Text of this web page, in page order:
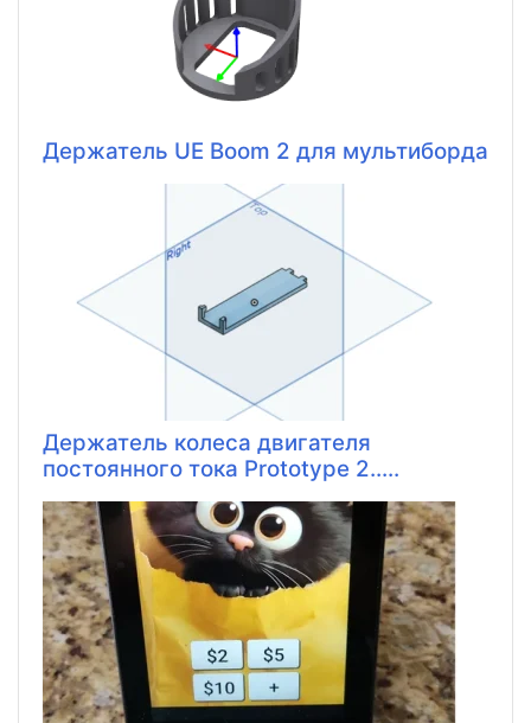
Держатель UE Boom 2 для мультиборда
Держатель колеса двигателя
постоянного тока Prototype 2.....